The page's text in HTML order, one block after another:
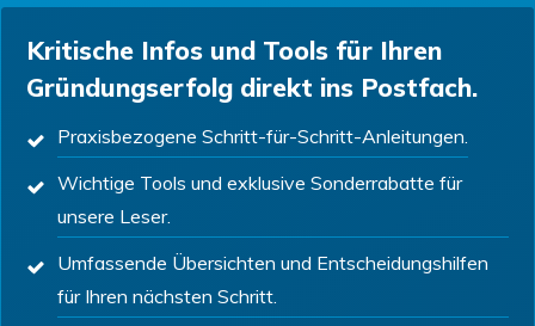
Kritische Infos und Tools für Ihren
Gründungserfolg direkt ins Postfach.
Praxisbezogene Schritt-für-Schritt-Anleitungen.
Wichtige Tools und exklusive Sonderrabatte für
unsere Leser.
Umfassende Übersichten und Entscheidungshilfen
für Ihren nächsten Schritt.